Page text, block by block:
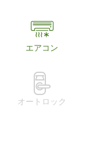
エアコン
オートロック